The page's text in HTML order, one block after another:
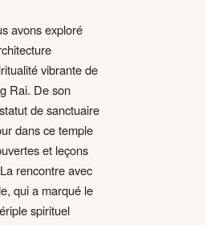
avons exploré
vibrante de
Rai. De son
de sanctuaire
dans ce temple
et leçons
rencontre avec
qui a marqué le
spirituel